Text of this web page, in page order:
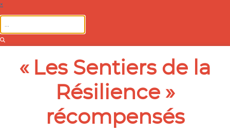
×
« Les Sentiers de la
Résilience »
récompensés